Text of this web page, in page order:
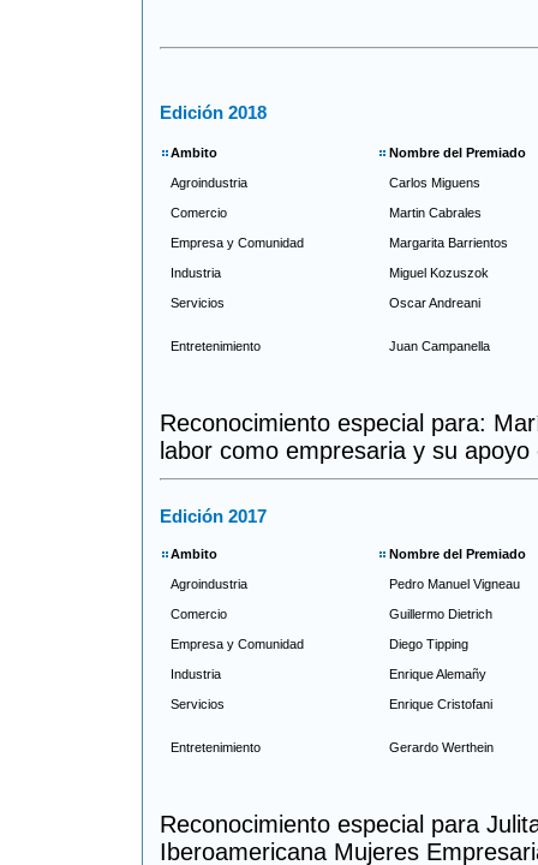
Edición 2018
Ambito Nombre del Premiado
Agroindustria Carlos Miguens
Comercio Martin Cabrales
Empresa y Comunidad Margarita Barrientos
Industria Miguel Kozuszok
Servicios Oscar Andreani
Entretenimiento Juan Campanella
Reconocimiento especial para:
labor como empresaria y su
Edición 2017
Ambito Nombre del Premiado
Agroindustria Pedro Manuel Vigneau
Comercio Guillermo Dietrich
Empresa y Comunidad Diego Tipping
Industria Enrique Alemañy
Servicios Enrique Cristofani
Entretenimiento Gerardo Werthein
Reconocimiento especial para
Iberoamericana Mujeres